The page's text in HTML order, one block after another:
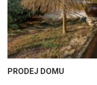
PRODEJ DOMU